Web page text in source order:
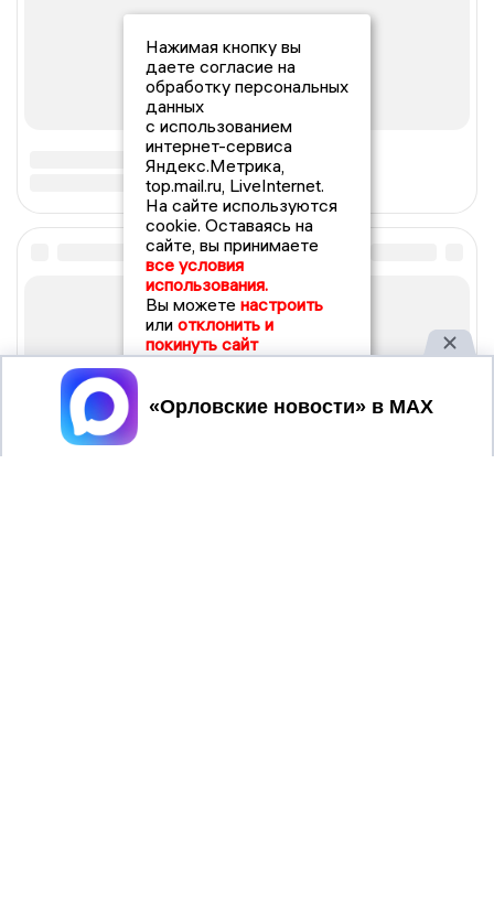
Нажимая кнопку вы
даете согласие на
обработку персональных
данных
с использованием
интернет-сервиса
Яндекс.Метрика,
top.mail.ru, LiveInternet.
На сайте используются
cookie. Оставаясь на
сайте, вы принимаете
все условия
использования.
Вы можете настроить
или отклонить и
покинуть сайт
Принять